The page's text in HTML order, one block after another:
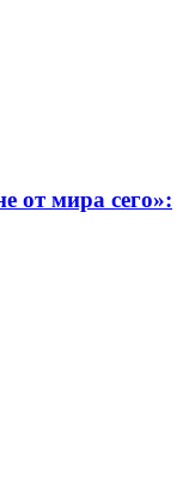
от мира сего»: